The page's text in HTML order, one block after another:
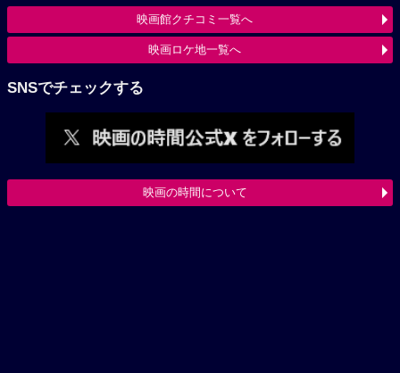
映画館クチコミ一覧へ
映画ロケ地一覧へ
SNSでチェックする
映画の時間について